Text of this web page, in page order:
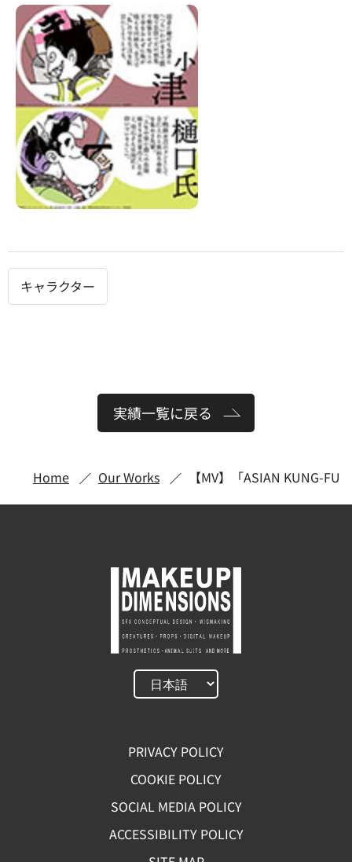
キャラクター
実績一覧に戻る
Home Our Works 【MV】「ASIAN KUNG-FU
PRIVACY POLICY
COOKIE POLICY
SOCIAL MEDIA POLICY
ACCESSIBILITY POLICY